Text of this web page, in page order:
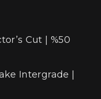
Cut | %50
Intergrade |